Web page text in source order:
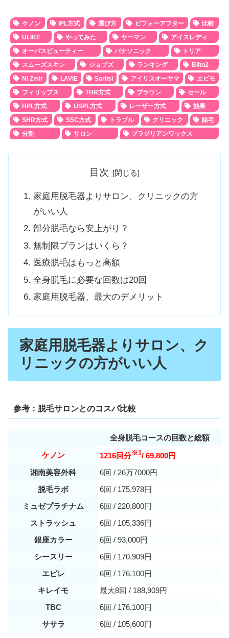
ケノン IPL方式 選び方 ビフォーアフター
比較
ULIKE
やってみた ヤーマン
アイスレディ
オーパスビューティー
パナソニック
トリア
スムーズスキン
ジョブズ ランキング
Biito2
Ni Zmir
LAVIE Sarlisi アイリスオーヤマ
エピモ
フィリップス
THR方式 ブラウン
セール
HPL方式
USPL方式 レーザー方式
効果
SHR方式
SSC方式 トラブル クリニック
除毛
分割
サロン ブラジリアンワックス
目次
家庭用脱毛器よりサロン、クリニックの方
がいい人
部分脱毛なら安上がり？
無制限プランはいくら？
医療脱毛はもっと高額
全身脱毛に必要な回数は20回
家庭用脱毛器、最大のデメリット
家庭用脱毛器よりサロン、ク
リニックの方がいい人
参考：脱毛サロンとのコスパ比較
全身脱毛コースの回数と総額
ケノン
1216回分※1/ 69,800円
湘南美容外科
6回 / 26万7000円
脱毛ラボ
6回 / 175,978円
ミュゼプラチナム
6回 / 220,800円
ストラッシュ
6回 / 105,336円
銀座カラー
6回 / 93,000円
シースリー
6回 / 170,909円
エピレ
6回 / 176,100円
キレイモ
最大8回 / 188,909円
TBC
6回 / 176,100円
ササラ
6回 / 105,600円